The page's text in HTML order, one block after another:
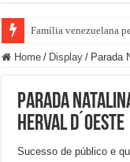
Família venezuelana
Home / Display / Parada
Parada
Herval d´Oeste
Sucesso de público e